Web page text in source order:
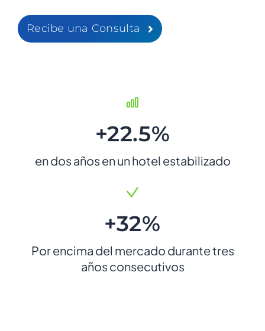
Recibe una Consulta
+22.5%
en dos años en un hotel estabilizado
+32%
Por encima del mercado durante tres
años consecutivos